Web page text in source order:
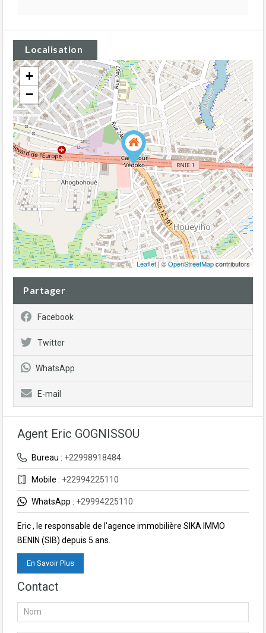
Localisation
+
−
Leaflet | ©OpenStreetMapcontributors
Partager
Facebook
Twitter
WhatsApp
E-mail
Agent Eric GOGNISSOU
Bureau : +22998918484
Mobile : +22994225110
WhatsApp : +29994225110
Eric , le responsable de l'agence immobilière SIKA IMMO
BENIN (SIB) depuis 5 ans.
En Savoir Plus
Contact